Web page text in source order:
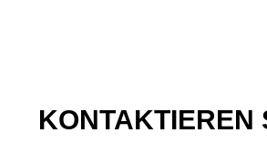
KONTAKTIEREN